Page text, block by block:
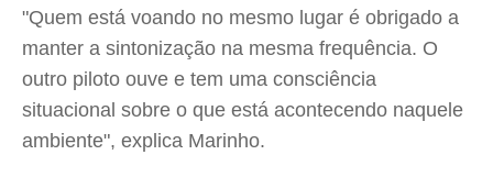
"Quem está voando no mesmo lugar é obrigado a
manter a sintonização na mesma frequência. O
outro piloto ouve e tem uma consciência
situacional sobre o que está acontecendo naquele
ambiente", explica Marinho.